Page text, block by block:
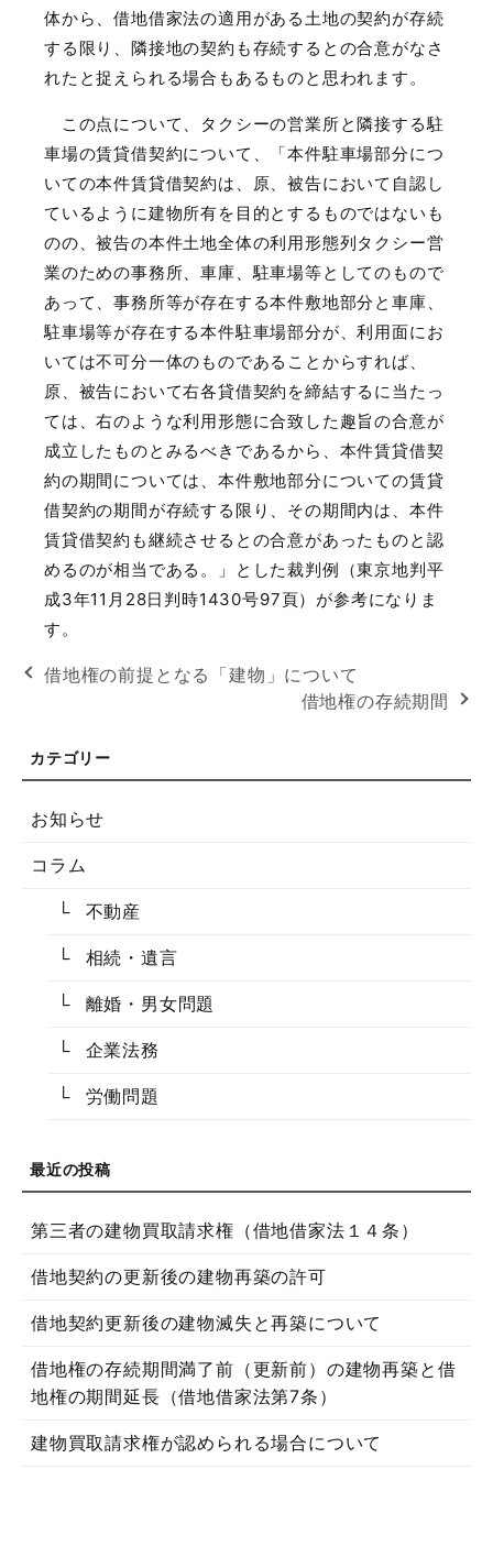
体から、借地借家法の適用がある土地の契約が存続
する限り、隣接地の契約も存続するとの合意がなさ
れたと捉えられる場合もあるものと思われます。
この点について、タクシーの営業所と隣接する駐
車場の賃貸借契約について、「本件駐車場部分につ
いての本件賃貸借契約は、原、被告において自認し
ているように建物所有を目的とするものではないも
のの、被告の本件土地全体の利用形態列タクシー営
業のための事務所、車庫、駐車場等としてのもので
あって、事務所等が存在する本件敷地部分と車庫、
駐車場等が存在する本件駐車場部分が、利用面にお
いては不可分一体のものであることからすれば、
原、被告において右各貸借契約を締結するに当たっ
ては、右のような利用形態に合致した趣旨の合意が
成立したものとみるべきであるから、本件賃貸借契
約の期間については、本件敷地部分についての賃貸
借契約の期間が存続する限り、その期間内は、本件
賃貸借契約も継続させるとの合意があったものと認
めるのが相当である。」とした裁判例（東京地判平
成3年11 月 28日判時1430号97頁）が参考になりま
す。
借地権の前提となる「建物」について
借地権の存続期間
お知らせ
コラム
不動産
相続・遺言
離婚・男女問題
企業法務
労働問題
第三者の建物買取請求権（借地借家法１４条）
借地契約の更新後の建物再築の許可
借地契約更新後の建物滅失と再築について
借地権の存続期間満了前（更新前）の建物再築と借
地権の期間延長（借地借家法第7条）
建物買取請求権が認められる場合について